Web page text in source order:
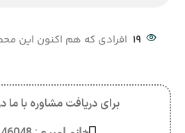
19 افرادی که هم اکنون این
برای دریافت مشاوره با ما